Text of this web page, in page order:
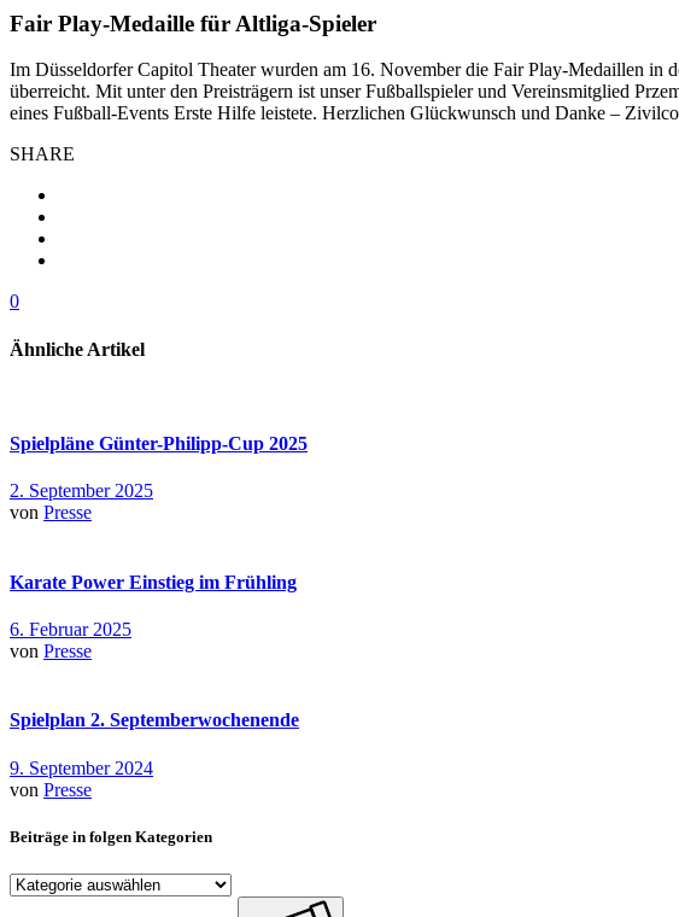
Fair Play-Medaille für Altliga-Spieler
Im Düsseldorfer Capitol Theater wurden am 16. November die Fair Play-Medaillen
überreicht. Mit unter den Preisträgern ist unser Fußballspieler und Vereinsmitglied
eines Fußball-Events Erste Hilfe leistete. Herzlichen Glückwunsch und Danke –
SHARE
0
Ähnliche Artikel
Spielpläne Günter-Philipp-Cup 2025
2. September 2025
von Presse
Karate Power Einstieg im Frühling
6. Februar 2025
von Presse
Spielplan 2. Septemberwochenende
9. September 2024
von Presse
Beiträge in folgen Kategorien
Beiträge